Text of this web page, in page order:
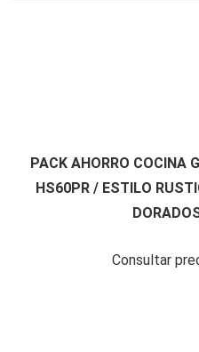
PACK AHORRO COCINA
HS60PR / ESTILO
Consultar